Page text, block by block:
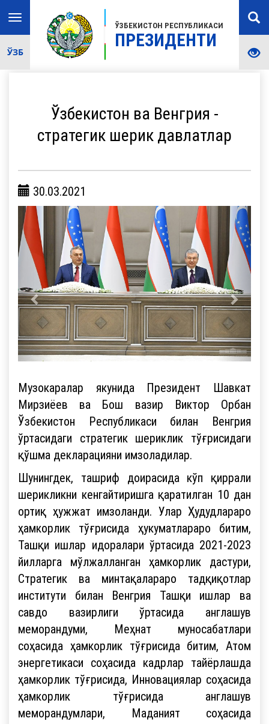
ЎЗБЕКИСТОН РЕСПУБЛИКАСИ
ПРЕЗИДЕНТИ
Toggle
navigation
ЎЗБ
Ўзбекистон ва Венгрия -
стратегик шерик давлатлар
30.03.2021
Музокаралар якунида Президент Шавкат
Мирзиёев ва Бош вазир Виктор Орбан
Ўзбекистон Республикаси билан Венгрия
ўртасидаги стратегик шериклик тўғрисидаги
қўшма декларацияни имзоладилар.
Шунингдек, ташриф доирасида кўп қиррали
шерикликни кенгайтиришга қаратилган 10 дан
ортиқ ҳужжат имзоланди. Улар Ҳудудлараро
ҳамкорлик тўғрисида ҳукуматлараро битим,
Ташқи ишлар идоралари ўртасида 2021-2023
йилларга мўлжалланган ҳамкорлик дастури,
Стратегик ва минтақалараро тадқиқотлар
институти билан Венгрия Ташқи ишлар ва
савдо вазирлиги ўртасида англашув
меморандуми, Меҳнат муносабатлари
соҳасида ҳамкорлик тўғрисида битим, Атом
энергетикаси соҳасида кадрлар тайёрлашда
ҳамкорлик тўғрисида, Инновациялар соҳасида
ҳамкорлик тўғрисида англашув
меморандумлари, Маданият соҳасида